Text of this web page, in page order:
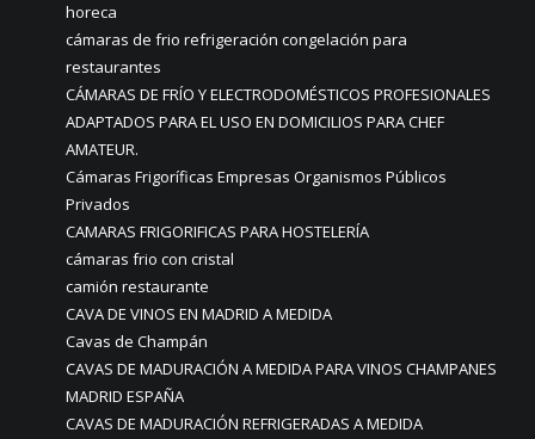
horeca
cámaras de frio refrigeración congelación para
restaurantes
CÁMARAS DE FRÍO Y ELECTRODOMÉSTICOS PROFESIONALES
ADAPTADOS PARA EL USO EN DOMICILIOS PARA CHEF
AMATEUR.
Cámaras Frigoríficas Empresas Organismos Públicos
Privados
CAMARAS FRIGORIFICAS PARA HOSTELERÍA
cámaras frio con cristal
camión restaurante
CAVA DE VINOS EN MADRID A MEDIDA
Cavas de Champán
CAVAS DE MADURACIÓN A MEDIDA PARA VINOS CHAMPANES
MADRID ESPAÑA
CAVAS DE MADURACIÓN REFRIGERADAS A MEDIDA